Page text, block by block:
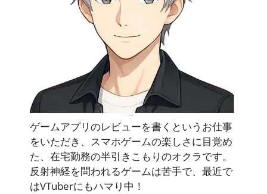
ゲームアプリのレビューを書くというお仕事
をいただき、スマホゲームの楽しさに目覚め
た、在宅勤務の半引きこもりのオクラです。
反射神経を問われるゲームは苦手で、最近で
はVTuberにもハマり中！